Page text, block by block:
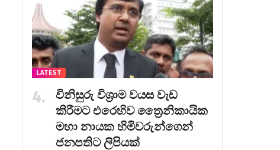
LATEST
විනිසුරු විශ්‍රාම වයස වැඩ
කිරීමට එරෙහිව ත්‍රෛනිකායික
මහා නායක හිමිවරුන්ගෙන්
ජනපතිට ලිපියක්